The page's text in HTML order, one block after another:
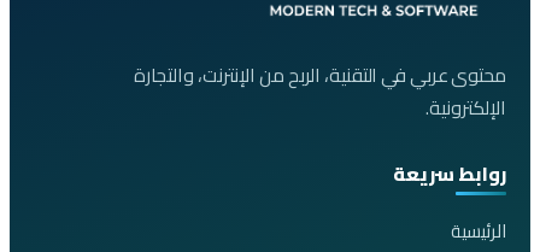
محتوى عربي في التقنية، الربح من الإنترنت، والتجارة
الإلكترونية.
روابط سريعة
الرئيسية